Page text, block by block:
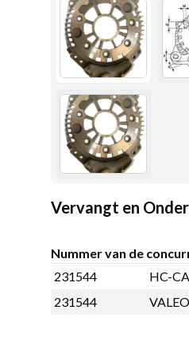
Vervangt en
Nummer van de
231544
HC-
231544
VALEO